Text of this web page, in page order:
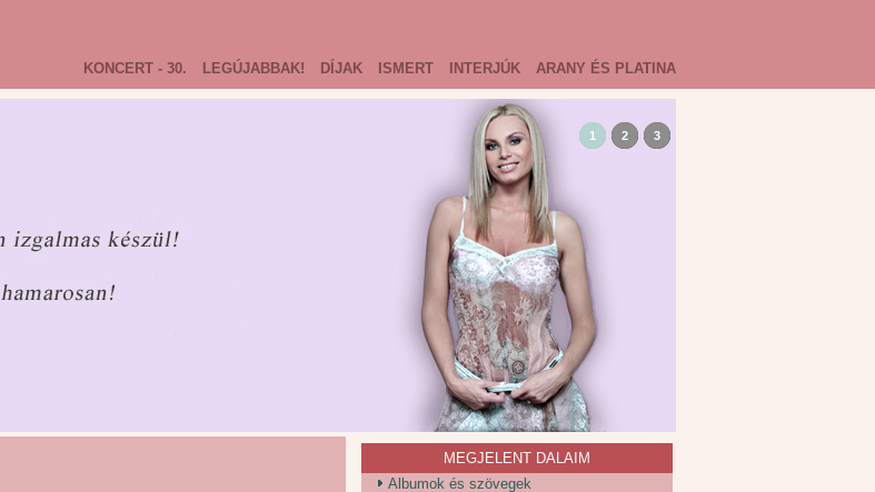
KONCERT - 30. LEGÚJABBAK! DÍJAK ISMERT INTERJÚK ARANY ÉS PLATINA
1 2 3
MEGJELENT DALAIM
Albumok és szövegek